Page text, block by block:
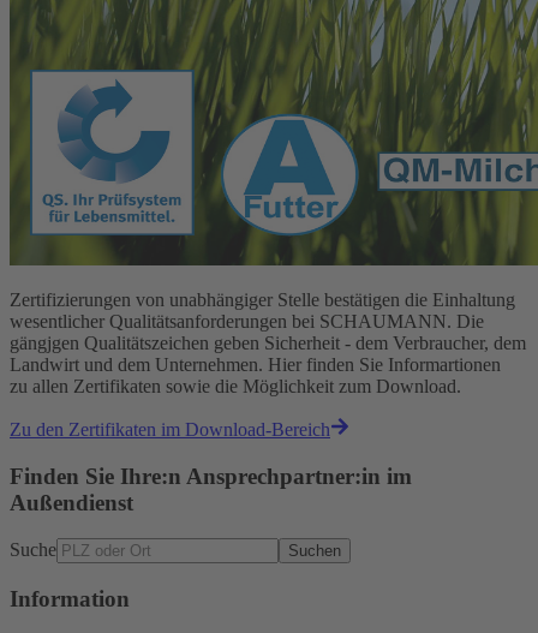
Zertifizierungen von unabhängiger Stelle bestätigen die Einhaltung
wesentlicher Qualitätsanforderungen bei SCHAUMANN. Die
gängjgen Qualitätszeichen geben Sicherheit - dem Verbraucher, dem
Landwirt und dem Unternehmen. Hier finden Sie Informartionen
zu allen Zertifikaten sowie die Möglichkeit zum Download.
Zu den Zertifikaten im Download-Bereich
Finden Sie Ihre:n Ansprechpartner:in im
Außendienst
Suche Suchen
Information